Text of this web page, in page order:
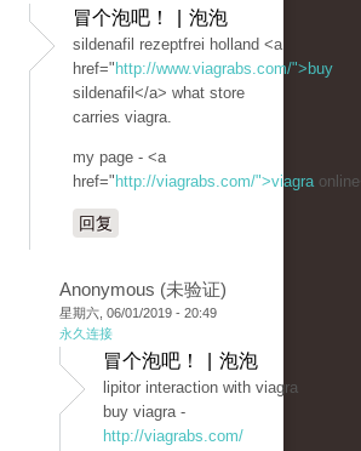
冒个泡吧！ | 泡泡
sildenafil rezeptfrei holland <a
href=" http://www.viagrabs.com/">buy
sildenafil</a> what store
carries viagra.
my page - <a
href=" http://viagrabs.com/">viagra
回复
Anonymous (未验证)
星期六, 06/01/2019 - 20:49
永久连接
冒个泡吧！ | 泡泡
lipitor interaction with viagra
buy viagra -
http://viagrabs.com/